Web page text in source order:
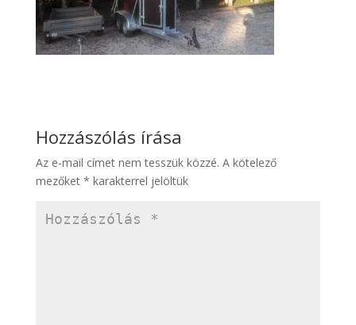
Hozzászólás írása
Az e-mail címet nem tesszük közzé. A kötelező
mezőket * karakterrel jelöltük